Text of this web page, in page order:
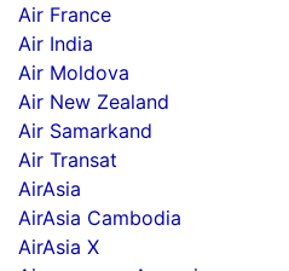
Air France
Air India
Air Moldova
Air New Zealand
Air Samarkand
Air Transat
AirAsia
AirAsia Cambodia
AirAsia X